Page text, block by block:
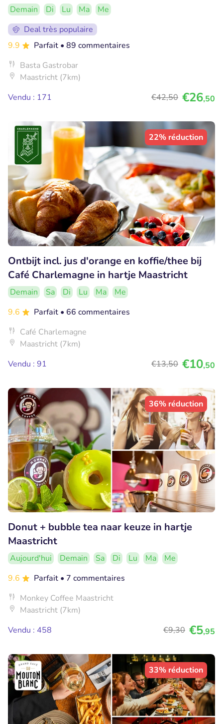
Demain Di Lu Ma
Me
Deal très populaire
9.9
Parfait • 89 commentaires
Basta Gastrobar
Maastricht (7km)
Vendu : 171
€42,50 €26,50
22% réduction
Ontbijt incl. jus d'orange en koffie/thee bij
Café Charlemagne in hartje Maastricht
Demain Sa Di Lu Ma
Me
9.6
Parfait • 66 commentaires
Café Charlemagne
Maastricht (7km)
Vendu : 91
€13,50 €10,50
36% réduction
Donut + bubble tea naar keuze in hartje
Maastricht
Aujourd'hui Demain Sa Di Lu Ma
Me
9.6
Parfait • 7 commentaires
Monkey Coffee Maastricht
Maastricht (7km)
Vendu : 458
€9,30 €5,95
33% réduction